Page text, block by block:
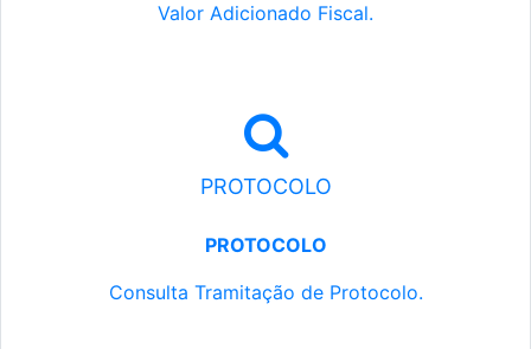
Valor Adicionado Fiscal.
PROTOCOLO
PROTOCOLO
Consulta Tramitação de Protocolo.